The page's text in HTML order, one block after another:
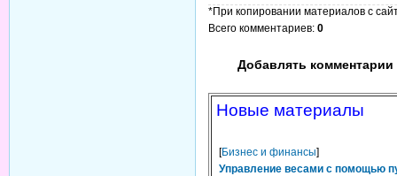
*При копировании материалов с
Всего комментариев: 0
Добавлять комментарии
Новые материалы
[Бизнес и финансы]
Управление весами с помощью